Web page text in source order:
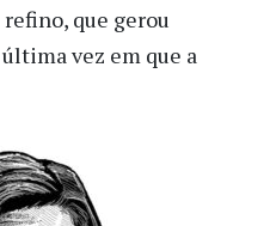
que gerou
vez em que a